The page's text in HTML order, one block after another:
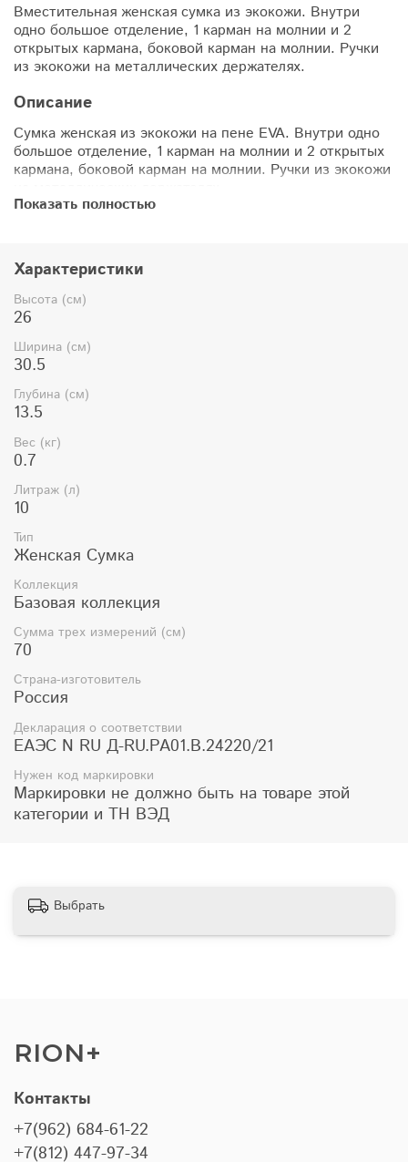
Вместительная женская сумка из экокожи. Внутри
одно большое отделение, 1 карман на молнии и 2
открытых кармана, боковой карман на молнии. Ручки
из экокожи на металлических держателях.
Описание
Сумка женская из экокожи на пене EVA. Внутри одно
большое отделение, 1 карман на молнии и 2 открытых
кармана, боковой карман на молнии. Ручки из экокожи
- 4 кармана (1 на молнии)
- 4 металлических пукли
- высота ручек 260 мм.
- металлические держатели
Размеры:
Ширина (мм): 305-390
Высота (мм): 265
Глубина (мм): 135-30
Высота ручек(мм): 300
Объем (литры): 10-11
Вес (кг): 0,7
Показать полностью
Характеристики
Высота (см)
26
Ширина (см)
30.5
Глубина (см)
13.5
Вес (кг)
0.7
Литраж (л)
10
Тип
Женская Сумка
Коллекция
Базовая коллекция
Сумма трех измерений (см)
70
Страна-изготовитель
Россия
Декларация о соответствии
ЕАЭС N RU Д-RU.РА01.В.24220/21
Нужен код маркировки
Маркировки не должно быть на товаре этой
категории и ТН ВЭД
Выбрать
RION+
Контакты
+7(962) 684-61-22
+7(812) 447-97-34